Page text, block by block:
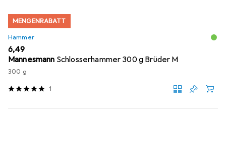
MENGENRABATT
Hammer
EUR
6,49
Mannesmann Schlosserhammer 300 g Brüder M
300 g
1